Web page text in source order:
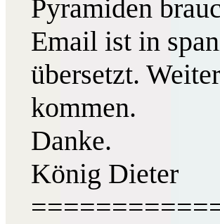
Pyramiden
Email ist in
übersetzt.
kommen.
Danke.
König Dieter